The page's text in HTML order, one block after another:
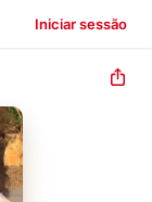
Iniciar sessão